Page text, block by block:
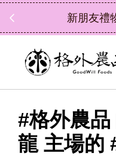
#格外農
龍 主場的